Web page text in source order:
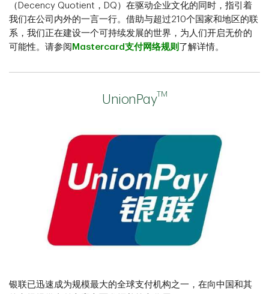
（Decency Quotient，DQ）在驱动企业文化的同时，指引着
我们在公司内外的一言一行。借助与超过210个国家和地区的联
系，我们正在建设一个可持续发展的世界，为人们开启无价的
可能性。请参阅 Mastercard支付网络规则 了解详情。
UnionPayTM
银联已迅速成为规模最大的全球支付机构之一，在向中国和其